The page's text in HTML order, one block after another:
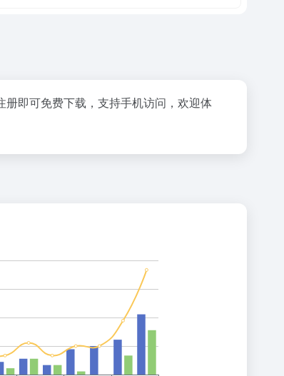
即可免费下载，支持手机访问，欢迎体